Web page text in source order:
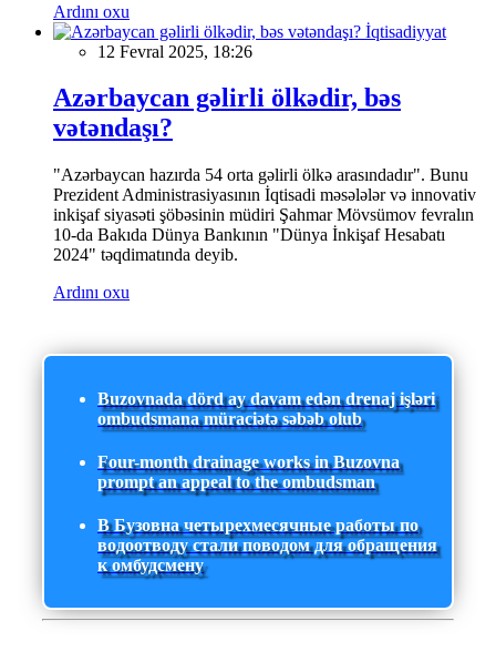
Ardını oxu
İqtisadiyyat
12 Fevral 2025, 18:26
Azərbaycan gəlirli ölkədir, bəs
vətəndaşı?
"Azərbaycan hazırda 54 orta gəlirli ölkə arasındadır". Bunu
Prezident Administrasiyasının İqtisadi məsələlər və innovativ
inkişaf siyasəti şöbəsinin müdiri Şahmar Mövsümov fevralın
10-da Bakıda Dünya Bankının "Dünya İnkişaf Hesabatı
2024" təqdimatında deyib.
Ardını oxu
Buzovnada dörd ay davam edən drenaj işləri
ombudsmana müraciətə səbəb olub
Four-month drainage works in Buzovna
prompt an appeal to the ombudsman
В Бузовна четырехмесячные работы по
водоотводу стали поводом для обращения
к омбудсмену